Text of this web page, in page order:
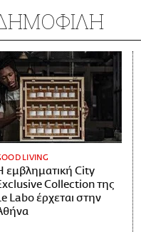
LIVING
εμβληματική City
Collection της
Labo έρχεται στην